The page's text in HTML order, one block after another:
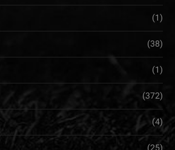
(1)
(38)
(1)
(372)
(4)
(25)